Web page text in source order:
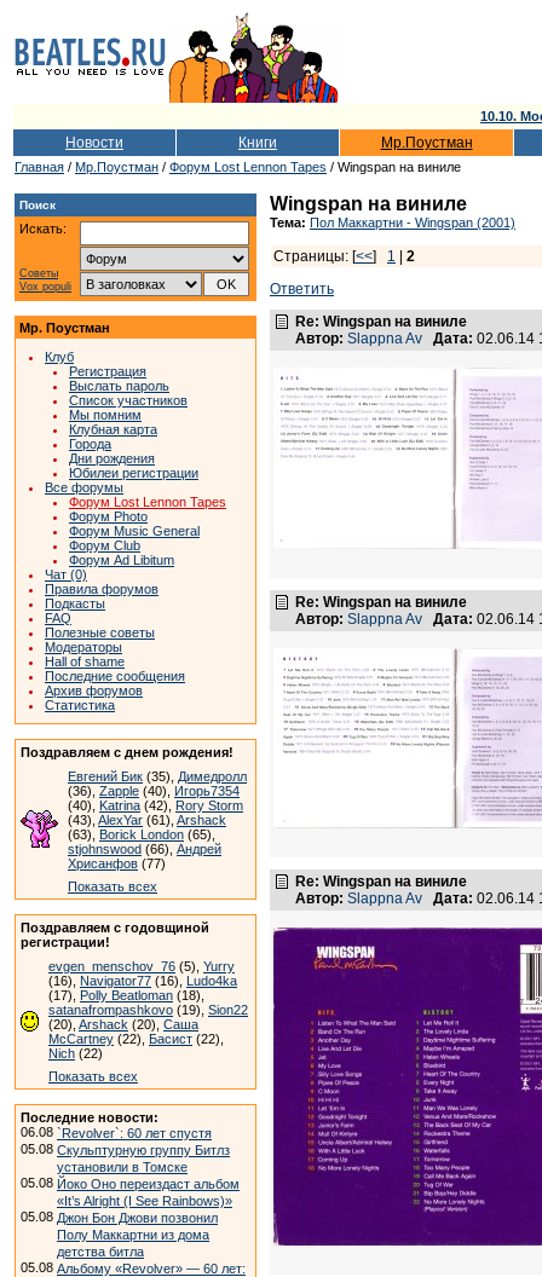
10.10.
Новости Книги Мр.Поустман
Главная / Мр.Поустман / Форум Lost Lennon Tapes / Wingspan на виниле
Поиск
Искать:
Советы
Vox populi
Мр. Поустман
Клуб
Регистрация
Выслать пароль
Список участников
Мы помним
Клубная карта
Города
Дни рождения
Юбилеи регистрации
Все форумы
Форум Lost Lennon Tapes
Форум Photo
Форум Music General
Форум Club
Форум Ad Libitum
Чат (0)
Правила форумов
Подкасты
FAQ
Полезные советы
Модераторы
Hall of shame
Последние сообщения
Архив форумов
Статистика
Поздравляем с днем рождения!
Евгений Бик (35), Димедролл
(36), Zapple (40), Игорь7354
(40), Katrina (42), Rory Storm
(43), AlexYar (61), Arshack
(63), Borick London (65),
stjohnswood (66), Андрей
Хрисанфов (77)
Показать всех
Поздравляем с годовщиной
регистрации!
evgen_menschov_76 (5), Yurry
(16), Navigator77 (16), Ludo4ka
(17), Polly Beatloman (18),
satanafrompashkovo (19), Sion22
(20), Arshack (20), Саша
McCartney (22), Басист (22),
Nich (22)
Показать всех
Последние новости:
06.08 `Revolver`: 60 лет спустя
05.08 Скульптурную группу Битлз
установили в Томске
05.08 Йоко Оно переиздаст альбом
«It’s Alright (I See Rainbows)»
05.08 Джон Бон Джови позвонил
Полу Маккартни из дома
детства битла
05.08 Альбому «Revolver» — 60 лет:
Wingspan на виниле
Тема: Пол Маккартни - Wingspan (2001)
Страницы: [<<] 1
2
Ответить
Re: Wingspan на виниле
Автор: Slappna Av Дата:
Re: Wingspan на виниле
Автор: Slappna Av Дата:
Re: Wingspan на виниле
Автор: Slappna Av Дата: